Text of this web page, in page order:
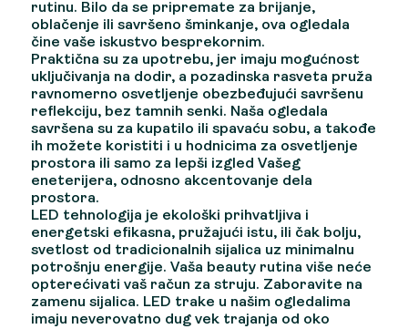
rutinu. Bilo da se pripremate za brijanje,
oblačenje ili savršeno šminkanje, ova ogledala
čine vaše iskustvo besprekornim.
Praktična su za upotrebu, jer imaju mogućnost
uključivanja na dodir, a pozadinska rasveta pruža
ravnomerno osvetljenje obezbeđujući savršenu
reflekciju, bez tamnih senki. Naša ogledala
savršena su za kupatilo ili spavaću sobu, a takođe
ih možete koristiti i u hodnicima za osvetljenje
prostora ili samo za lepši izgled Vašeg
eneterijera, odnosno akcentovanje dela
prostora.
LED tehnologija je ekološki prihvatljiva i
energetski efikasna, pružajući istu, ili čak bolju,
svetlost od tradicionalnih sijalica uz minimalnu
potrošnju energije. Vaša beauty rutina više neće
opterećivati vaš račun za struju. Zaboravite na
zamenu sijalica. LED trake u našim ogledalima
imaju neverovatno dug vek trajanja od oko